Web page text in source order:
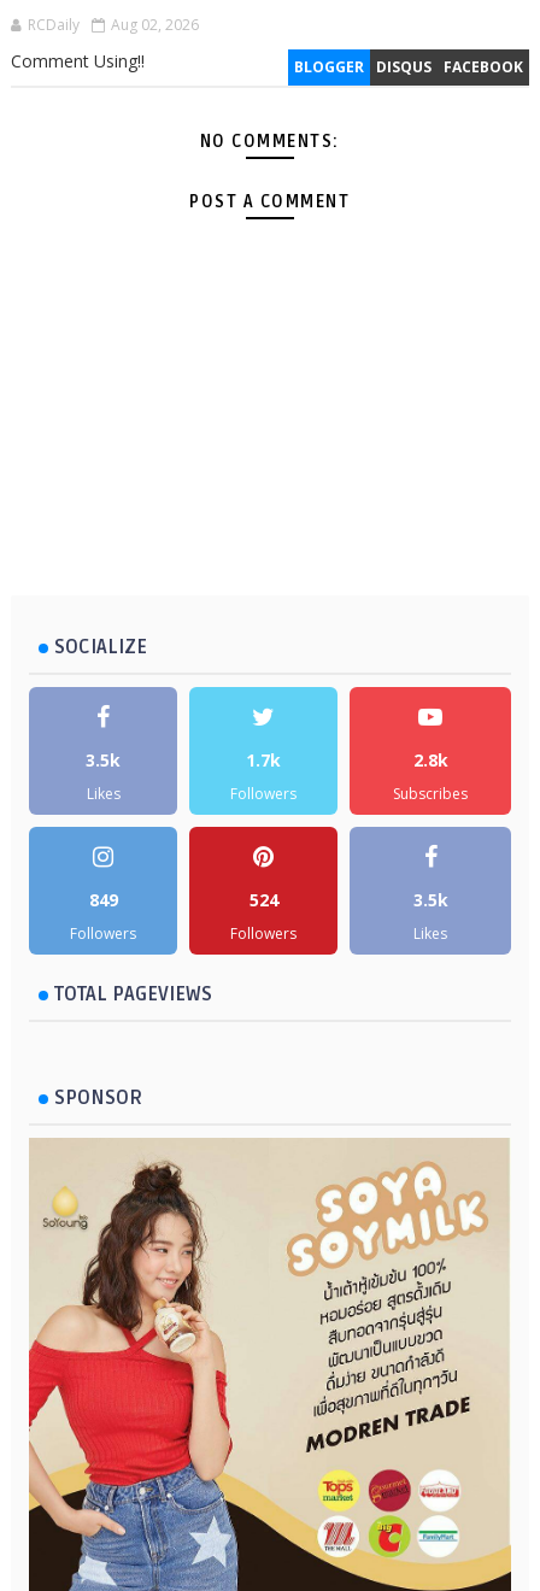
RCDaily Aug 02, 2026
BLOGGER DISQUS FACEBOOK
Comment Using!!
NO COMMENTS:
POST A COMMENT
SOCIALIZE
3.5k
Likes
1.7k
Followers
2.8k
Subscribes
849
Followers
524
Followers
3.5k
Likes
TOTAL PAGEVIEWS
SPONSOR